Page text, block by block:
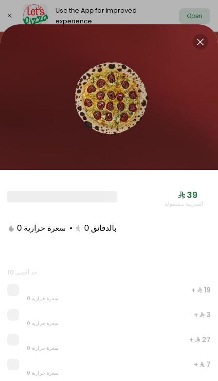
https://www.letspizza.sa/admin/promotion
Use the App for improved
experience
Open
JUST DUNK IT PEPPERONI
⁨⁦‪‬ 39⁩
الضريبة مشمولة
0 سعرة حرارية • 0بالدقائق
حد أقصى 10
+ ⁨⁦‪‬ 19⁩
0 سعرة حرارية
+ ⁨⁦‪‬ 3⁩
0 سعرة حرارية
+ ⁨⁦‪‬ 27⁩
0 سعرة حرارية
+ ⁨⁦‪‬ 7⁩
0 سعرة حرارية